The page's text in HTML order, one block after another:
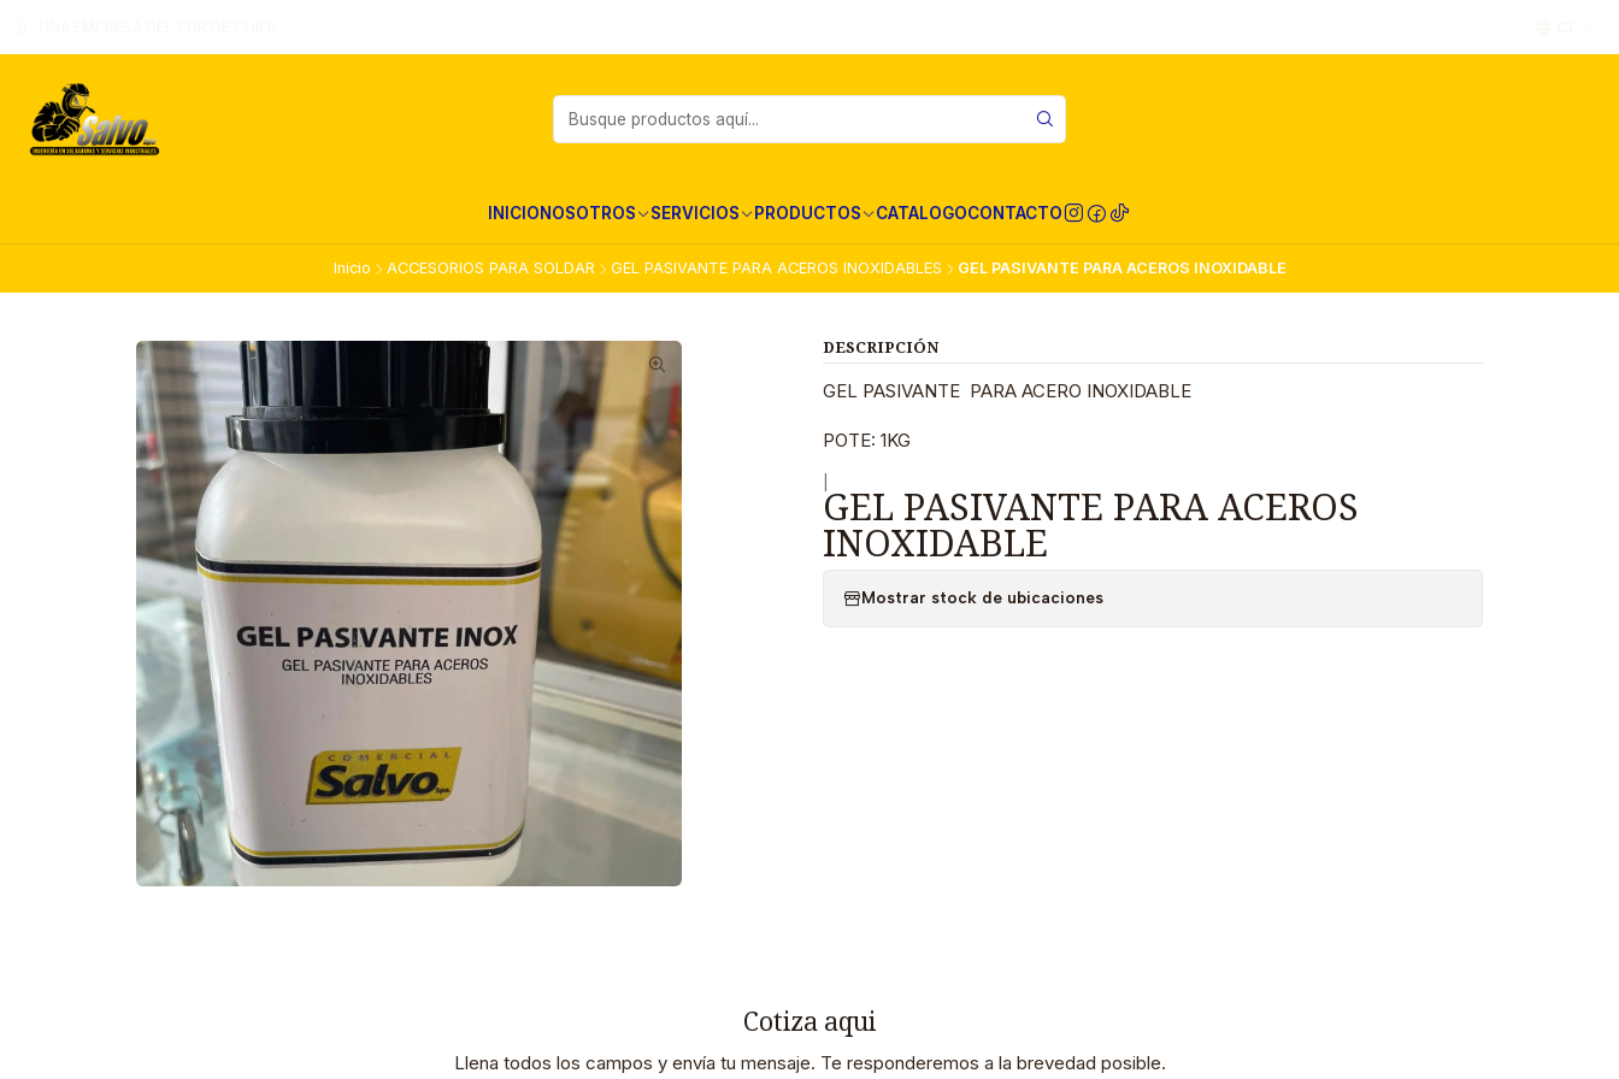
INICIONOSOTROS SERVICIOS PRODUCTOS CATALOGOCONTACTO
Inicio ACCESORIOS PARA SOLDAR GEL PASIVANTE PARA ACEROS INOXIDABLES GEL PASIVANTE PARA ACEROS INOXIDABLE
DESCRIPCIÓN
GEL PASIVANTE PARA ACERO INOXIDABLE
POTE: 1KG
GEL PASIVANTE PARA ACEROS
INOXIDABLE
Mostrar stock de ubicaciones
Cotiza aqui
Llena todos los campos y envía tu mensaje. Te responderemos a la brevedad posible.